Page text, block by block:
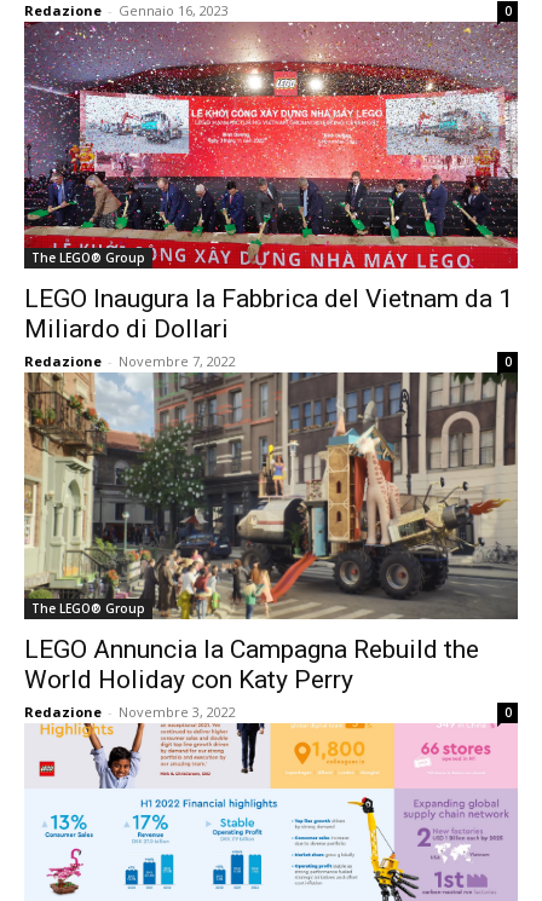
Redazione - Gennaio 16, 2023 0
The LEGO® Group
LEGO Inaugura la Fabbrica del Vietnam da 1
Miliardo di Dollari
Redazione - Novembre 7, 2022 0
The LEGO® Group
LEGO Annuncia la Campagna Rebuild the
World Holiday con Katy Perry
Redazione - Novembre 3, 2022 0